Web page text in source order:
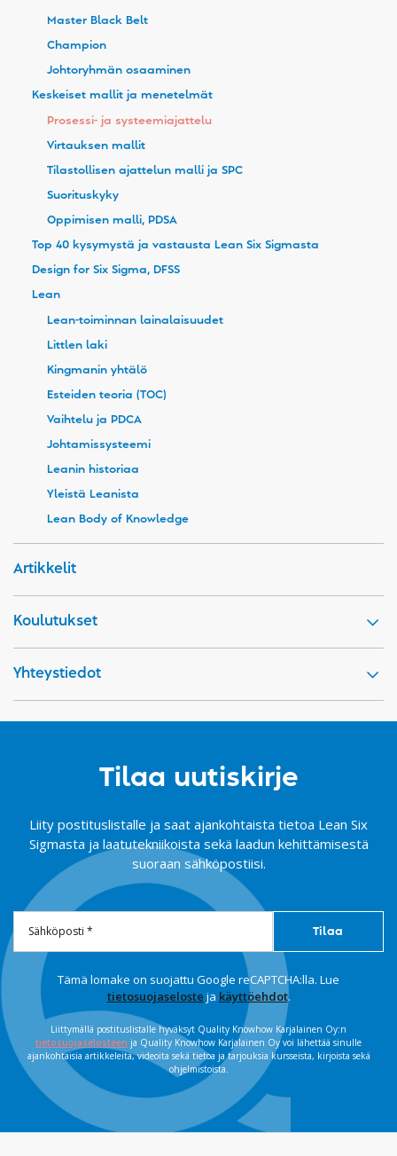
Master Black Belt
Champion
Johtoryhmän osaaminen
Keskeiset mallit ja menetelmät
Prosessi- ja systeemiajattelu
Virtauksen mallit
Tilastollisen ajattelun malli ja SPC
Suorituskyky
Oppimisen malli, PDSA
Top 40 kysymystä ja vastausta Lean Six Sigmasta
Design for Six Sigma, DFSS
Lean
Lean-toiminnan lainalaisuudet
Littlen laki
Kingmanin yhtälö
Esteiden teoria (TOC)
Vaihtelu ja PDCA
Johtamissysteemi
Leanin historiaa
Yleistä Leanista
Lean Body of Knowledge
Artikkelit
Koulutukset
Yhteystiedot
Tilaa uutiskirje
Liity postituslistalle ja saat ajankohtaista tietoa Lean Six
Sigmasta ja laatutekniikoista sekä laadun kehittämisestä
suoraan sähköpostiisi.
Tämä lomake on suojattu Google reCAPTCHA:lla. Lue
tietosuojaseloste ja käyttöehdot.
Liittymällä postituslistalle hyväksyt Quality Knowhow Karjalainen Oy:n
tietosuojaselosteen ja Quality Knowhow Karjalainen Oy voi lähettää sinulle
ajankohtaisia artikkeleita, videoita sekä tietoa ja tarjouksia kursseista, kirjoista sekä
ohjelmistoista.